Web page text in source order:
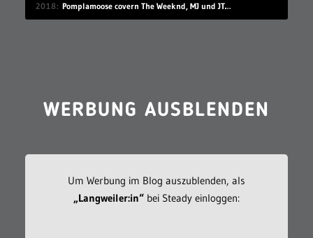
2018 Pomplamoose covern The Weeknd, MJ und JT in sehr schönem Mashup
WERBUNG AUSBLENDEN
Um Werbung im Blog auszublenden, als
„Langweiler:in“bei Steady einloggen: